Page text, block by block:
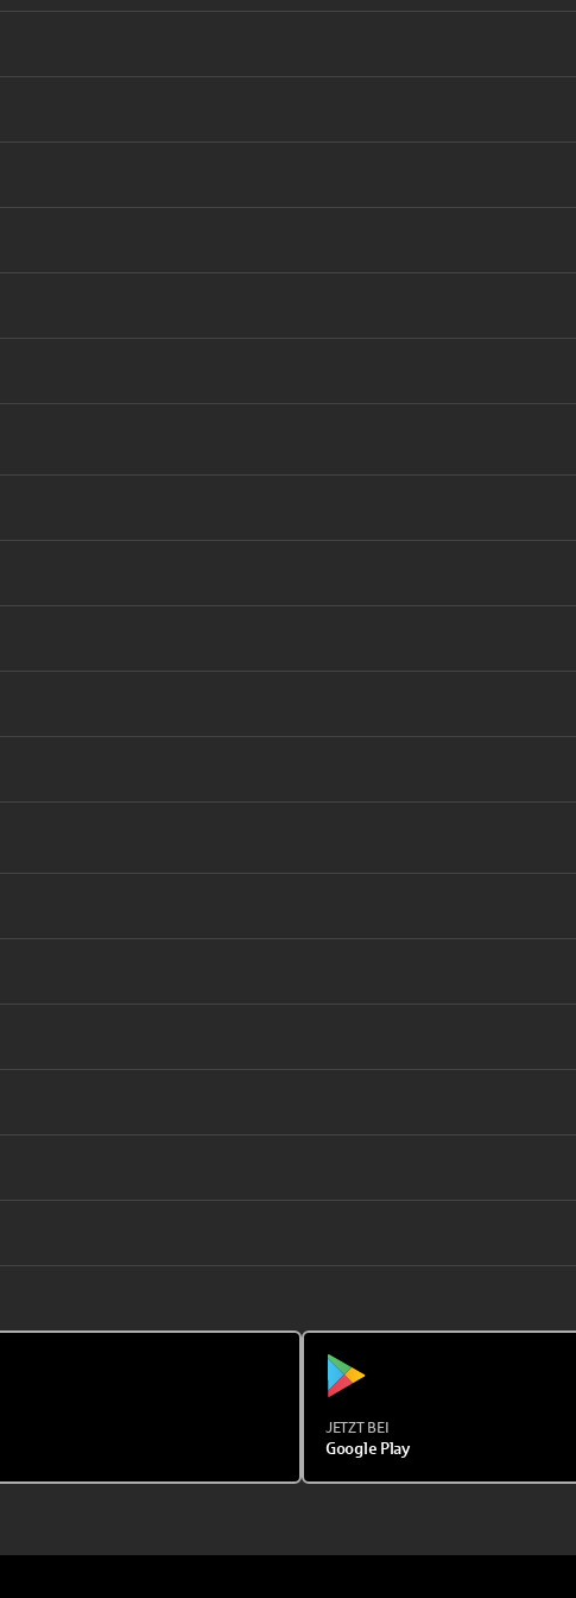
JETZT BEI
Google Play